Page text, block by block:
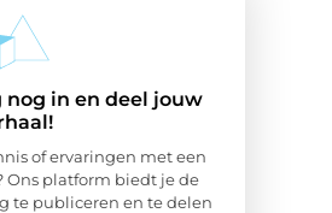
nog in en deel jouw
of ervaringen met een
Ons platform biedt je de
te publiceren en te delen